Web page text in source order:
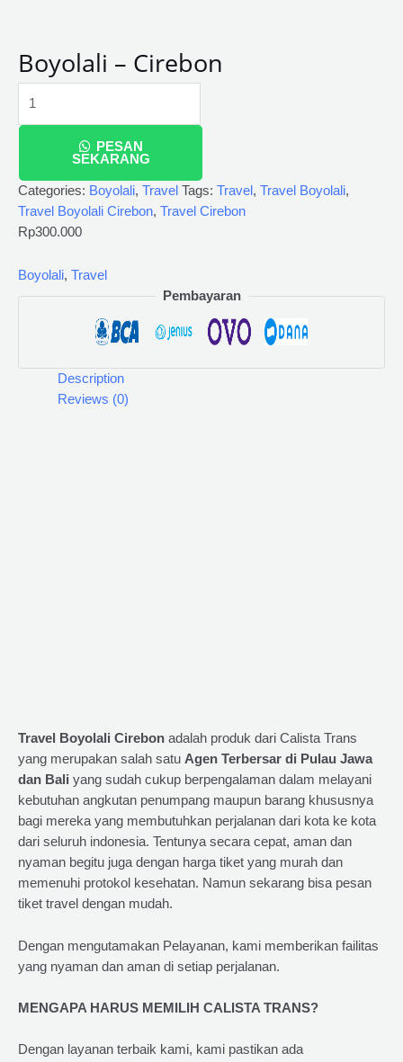
Boyolali – Cirebon
PESAN
SEKARANG
Categories: Boyolali, Travel Tags: Travel, Travel Boyolali,
Travel Boyolali Cirebon, Travel Cirebon
Rp300.000
Boyolali, Travel
Pembayaran
Description
Reviews (0)
Travel Boyolali Cirebon adalah produk dari Calista Trans
yang merupakan salah satu Agen Terbersar di Pulau Jawa
dan Bali yang sudah cukup berpengalaman dalam melayani
kebutuhan angkutan penumpang maupun barang khususnya
bagi mereka yang membutuhkan perjalanan dari kota ke kota
dari seluruh indonesia. Tentunya secara cepat, aman dan
nyaman begitu juga dengan harga tiket yang murah dan
memenuhi protokol kesehatan. Namun sekarang bisa pesan
tiket travel dengan mudah.
Dengan mengutamakan Pelayanan, kami memberikan failitas
yang nyaman dan aman di setiap perjalanan.
MENGAPA HARUS MEMILIH CALISTA TRANS?
Dengan layanan terbaik kami, kami pastikan ada